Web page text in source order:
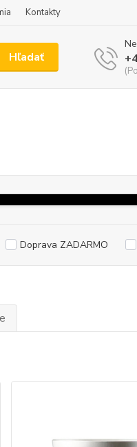
Kontakty
Hľadať
Doprava ZADARMO